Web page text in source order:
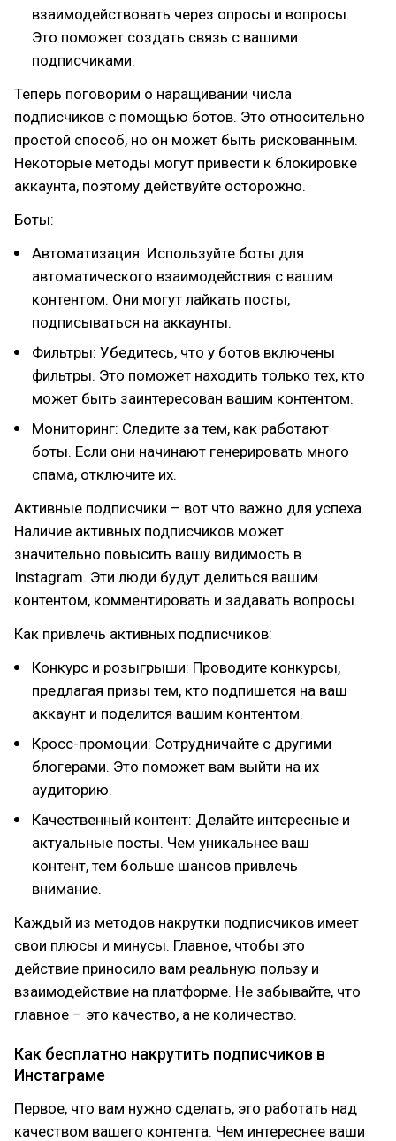
взаимодействовать через опросы и вопросы.
Это поможет создать связь с вашими
подписчиками.
Теперь поговорим о наращивании числа
подписчиков с помощью ботов. Это относительно
простой способ, но он может быть рискованным.
Некоторые методы могут привести к блокировке
аккаунта, поэтому действуйте осторожно.
Боты:
Автоматизация: Используйте боты для
автоматического взаимодействия с вашим
контентом. Они могут лайкать посты,
подписываться на аккаунты.
Фильтры: Убедитесь, что у ботов включены
фильтры. Это поможет находить только тех, кто
может быть заинтересован вашим контентом.
Мониторинг: Следите за тем, как работают
боты. Если они начинают генерировать много
спама, отключите их.
Активные подписчики – вот что важно для успеха.
Наличие активных подписчиков может
значительно повысить вашу видимость в
Instagram. Эти люди будут делиться вашим
контентом, комментировать и задавать вопросы.
Как привлечь активных подписчиков:
Конкурс и розыгрыши: Проводите конкурсы,
предлагая призы тем, кто подпишется на ваш
аккаунт и поделится вашим контентом.
Кросс-промоции: Сотрудничайте с другими
блогерами. Это поможет вам выйти на их
аудиторию.
Качественный контент: Делайте интересные и
актуальные посты. Чем уникальнее ваш
контент, тем больше шансов привлечь
внимание.
Каждый из методов накрутки подписчиков имеет
свои плюсы и минусы. Главное, чтобы это
действие приносило вам реальную пользу и
взаимодействие на платформе. Не забывайте, что
главное – это качество, а не количество.
Как бесплатно накрутить подписчиков в
Инстаграме
Первое, что вам нужно сделать, это работать над
качеством вашего контента. Чем интереснее ваши